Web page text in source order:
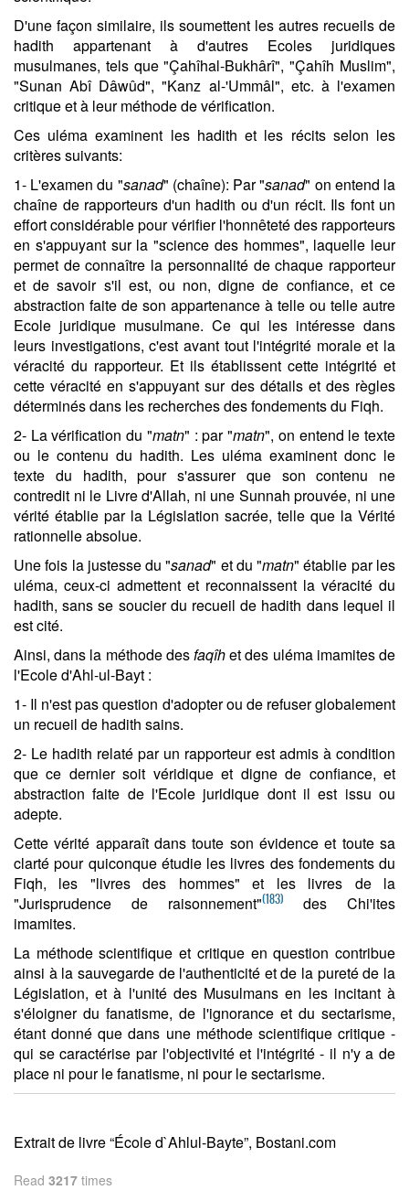
D'une façon similaire, ils soumettent les autres recueils de
hadith appartenant à d'autres Ecoles juridiques
musulmanes, tels que "Çahîhal-Bukhârî", "Çahîh Muslim",
"Sunan Abî Dâwûd", "Kanz al-'Ummâl", etc. à l'examen
critique et à leur méthode de vérification.
Ces uléma examinent les hadith et les récits selon les
critères suivants:
1- L'examen du "sanad" (chaîne): Par "sanad" on entend la
chaîne de rapporteurs d'un hadith ou d'un récit. Ils font un
effort considérable pour vérifier l'honnêteté des rapporteurs
en s'appuyant sur la "science des hommes", laquelle leur
permet de connaître la personnalité de chaque rapporteur
et de savoir s'il est, ou non, digne de confiance, et ce
abstraction faite de son appartenance à telle ou telle autre
Ecole juridique musulmane. Ce qui les intéresse dans
leurs investigations, c'est avant tout l'intégrité morale et la
véracité du rapporteur. Et ils établissent cette intégrité et
cette véracité en s'appuyant sur des détails et des règles
déterminés dans les recherches des fondements du Fiqh.
2- La vérification du "matn" : par "matn", on entend le texte
ou le contenu du hadith. Les uléma examinent donc le
texte du hadith, pour s'assurer que son contenu ne
contredit ni le Livre d'Allah, ni une Sunnah prouvée, ni une
vérité établie par la Législation sacrée, telle que la Vérité
rationnelle absolue.
Une fois la justesse du "sanad" et du "matn" établie par les
uléma, ceux-ci admettent et reconnaissent la véracité du
hadith, sans se soucier du recueil de hadith dans lequel il
est cité.
Ainsi, dans la méthode desfaqîhet des uléma imamites de
l'Ecole d'Ahl-ul-Bayt :
1- Il n'est pas question d'adopter ou de refuser globalement
un recueil de hadith sains.
2- Le hadith relaté par un rapporteur est admis à condition
que ce dernier soit véridique et digne de confiance, et
abstraction faite de l'Ecole juridique dont il est issu ou
adepte.
Cette vérité apparaît dans toute son évidence et toute sa
clarté pour quiconque étudie les livres des fondements du
Fiqh, les "livres des hommes" et les livres de la
"Jurisprudence de raisonnement"(183)
des Chi'ites
imamites.
La méthode scientifique et critique en question contribue
ainsi à la sauvegarde de l'authenticité et de la pureté de la
Législation, et à l'unité des Musulmans en les incitant à
s'éloigner du fanatisme, de l'ignorance et du sectarisme,
étant donné que dans une méthode scientifique critique -
qui se caractérise par l'objectivité et l'intégrité - il n'y a de
place ni pour le fanatisme, ni pour le sectarisme.
Extrait de livre “École d`Ahlul-Bayte”, Bostani.com
Read 3217 times